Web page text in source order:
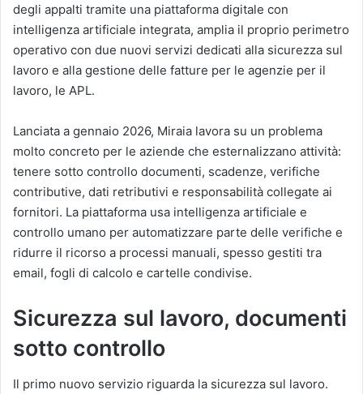
degli appalti tramite una piattaforma digitale con
intelligenza artificiale integrata, amplia il proprio perimetro
operativo con due nuovi servizi dedicati alla sicurezza sul
lavoro e alla gestione delle fatture per le agenzie per il
lavoro, le APL.
Lanciata a gennaio 2026, Miraia lavora su un problema
molto concreto per le aziende che esternalizzano attività:
tenere sotto controllo documenti, scadenze, verifiche
contributive, dati retributivi e responsabilità collegate ai
fornitori. La piattaforma usa intelligenza artificiale e
controllo umano per automatizzare parte delle verifiche e
ridurre il ricorso a processi manuali, spesso gestiti tra
email, fogli di calcolo e cartelle condivise.
Sicurezza sul lavoro, documenti
sotto controllo
Il primo nuovo servizio riguarda la sicurezza sul lavoro.